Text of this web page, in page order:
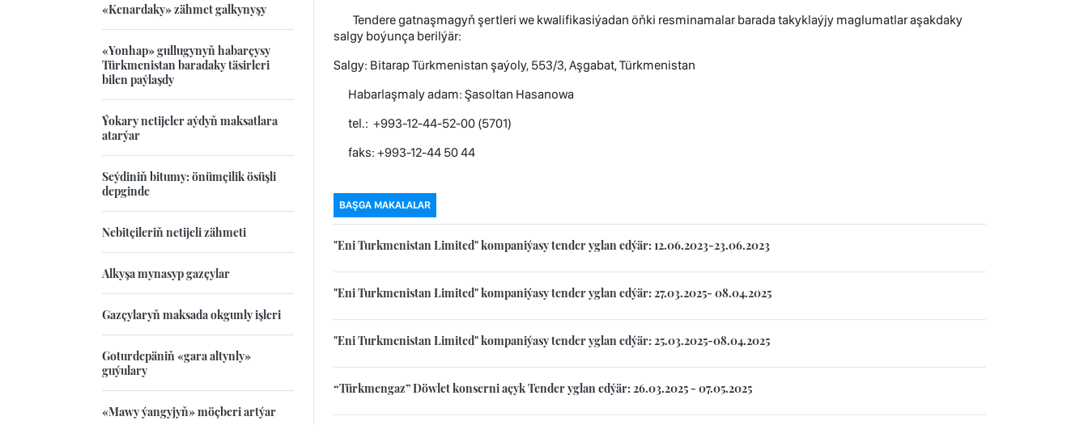
Tendere gatnaşmagyň şertleri we kwalifikasiýadan öňki resminamalar barada takyklaýjy maglumatlar aşakdaky
salgy boýunça berilýär:
Salgy: Bitarap Türkmenistan şaýoly, 553/3, Aşgabat, Türkmenistan
Habarlaşmaly adam: Şasoltan Hasanowa
tel.: +993-12-44-52-00 (5701)
faks: +993-12-44 50 44
BAŞGA MAKALALAR
"Eni Turkmenistan Limited" kompaniýasy tender yglan edýär: 12.06.2023-23.06.2023
"Eni Turkmenistan Limited" kompaniýasy tender yglan edýär: 27.03.2025- 08.04.2025
"Eni Turkmenistan Limited" kompaniýasy tender yglan edýär: 25.03.2025-08.04.2025
“Türkmengaz” Döwlet konserni açyk Tender yglan edýär: 26.03.2025 - 07.05.2025
«Kenardaky» zähmet galkynyşy
«Yonhap» gullugynyň habarçysy
Türkmenistan baradaky täsirleri
bilen paýlaşdy
Ýokary netijeler aýdyň maksatlara
atarýar
Seýdiniň bitumy: önümçilik ösüşli
depginde
Nebitçileriň netijeli zähmeti
Alkyşa mynasyp gazçylar
Gazçylaryň maksada okgunly işleri
Goturdepäniň «gara altynly»
guýulary
«Mawy ýangyjyň» möçberi artýar